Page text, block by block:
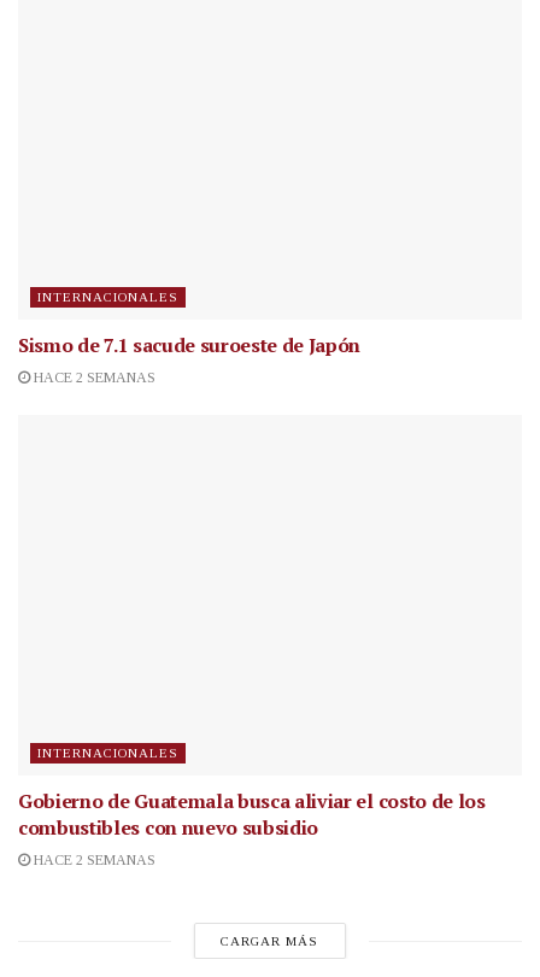
INTERNACIONALES
Sismo de 7.1 sacude suroeste de Japón
HACE 2 SEMANAS
INTERNACIONALES
Gobierno de Guatemala busca aliviar el costo de los
combustibles con nuevo subsidio
HACE 2 SEMANAS
CARGAR MÁS